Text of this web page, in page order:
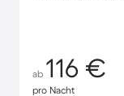
ab 116 €
pro Nacht